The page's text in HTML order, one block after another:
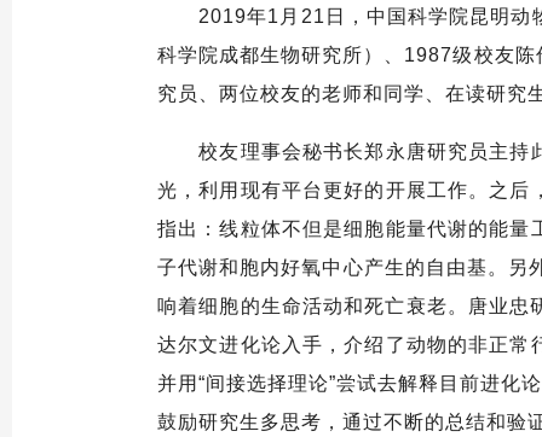
2019年1 月 21 日，中国科学院昆明动
科学院成都生物研究所）、 1987级校友陈
究员、两位校友的老师和同学、在读研究
校友理事会秘书长郑永唐研究员主持
光，利用现有平台更好的开展工作。之
指出：线粒体不但是细胞能量代谢的能
子代谢和胞内好氧中心产生的自由基。另
响着细胞的生命活动和死亡衰老。唐业忠
达尔文进化论入手，介绍了动物的非正
并用“间接选择理论”尝试去解释目前进化
鼓励研究生多思考，通过不断的总结和验